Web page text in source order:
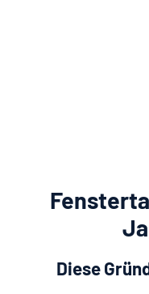
Diese